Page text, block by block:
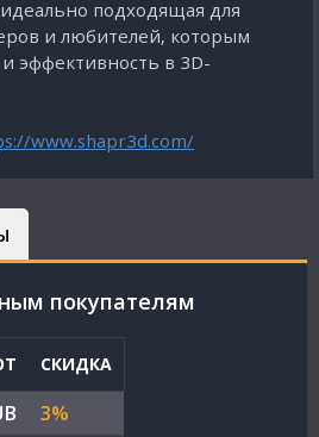
подходящая для
и любителей, которым
эффективность в 3D-
www.shapr3d.com/
покупателям
СКИДКА
3%